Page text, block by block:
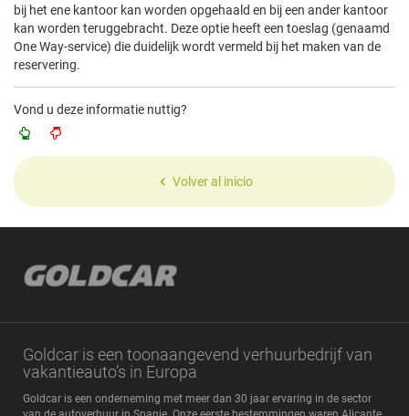
bij het ene kantoor kan worden opgehaald en bij een ander kantoor
kan worden teruggebracht. Deze optie heeft een toeslag (genaamd
One Way-service) die duidelijk wordt vermeld bij het maken van de
reservering.
Vond u deze informatie nuttig?
Volver al inicio
Goldcar is een toonaangevend verhuurbedrijf van
vakantieauto’s in Europa
Goldcar is een onderneming met meer dan 30 jaar ervaring in de sector